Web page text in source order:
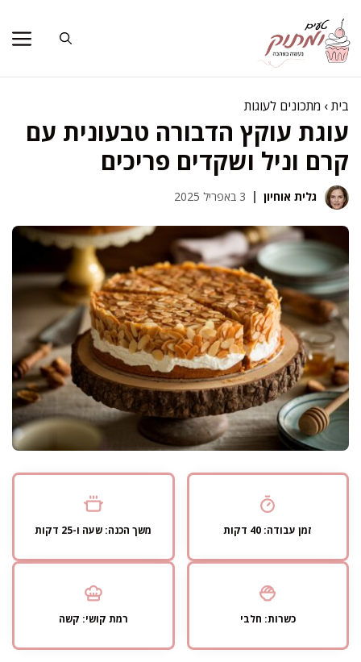
לתוכן
בית› מתכונים לעוגות
עוגת עוקץ הדבורה טבעונית עם
קרם וניל ושקדים פריכים
גלית אוחיון 3 באפריל 2025
זמן עבודה: 40 דקות משך הכנה: שעה ו-25 דקות
כשרות: חלבי רמת קושי: קשה